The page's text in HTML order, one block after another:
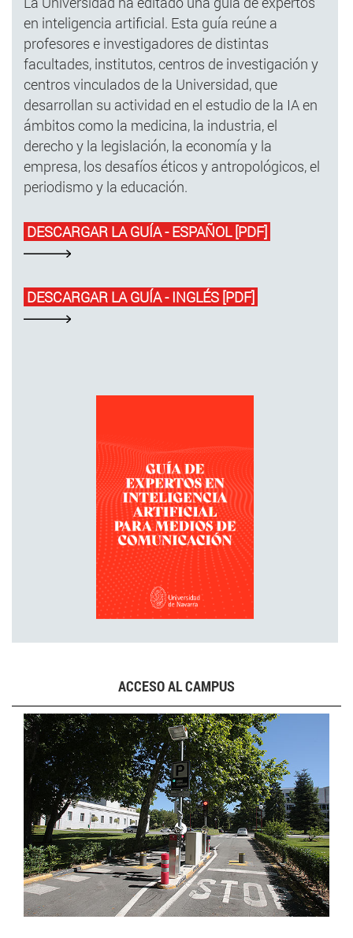
en inteligencia artificial. Esta guía reúne a
profesores e investigadores de distintas
facultades, institutos, centros de investigación y
centros vinculados de la Universidad, que
desarrollan su actividad en el estudio de la IA en
ámbitos como la medicina, la industria, el
derecho y la legislación, la economía y la
empresa, los desafíos éticos y antropológicos, el
periodismo y la educación.
DESCARGAR LA GUÍA - ESPAÑOL [PDF]
DESCARGAR LA GUÍA - INGLÉS [PDF]
ACCESO AL CAMPUS